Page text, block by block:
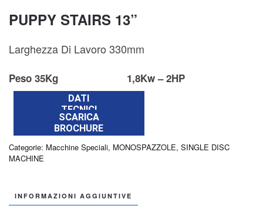
PUPPY STAIRS 13”
Larghezza Di Lavoro 330mm
Peso 35Kg 1,8Kw – 2HP
DATI
TECNICI
SCARICA
BROCHURE
Categorie: Macchine Speciali, MONOSPAZZOLE, SINGLE DISC
MACHINE
INFORMAZIONI AGGIUNTIVE